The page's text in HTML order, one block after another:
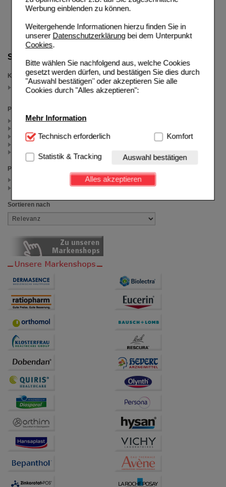
Werbung einblenden zu können.
Weitergehende Informationen hierzu finden Sie in
unserer Datenschutzerklärungbei dem Unterpunkt
Cookies.
Bitte wählen Sie nachfolgend aus, welche Cookies
gesetzt werden dürfen, und bestätigen Sie dies durch
"Auswahl bestätigen" oder akzeptieren Sie alle
Cookies durch "Alles akzeptieren":
Mehr Information
Technisch Notwendig:Hierbei handelt es sich um
Website notwendig sind (z.B. Navigation, Warenkorb,
Kundenkonto), weshalb auf diese nicht verzichtet
werden kann.
Einkaufserlebnis noch ansprechender zu gestalten,
beispielsweise für die Wiedererkennung des
Besuchers oder unsere Seite an bevorzugte
Verhaltensweisen (z.B. Spracheinstellung)
anzupassen. Komfort-Cookies ermöglichen es uns
auch auf Ihre Bedürfnisse zugeschrittene Inhalte
anzuzeigen und unser Partnerprogramm zu
betreiben.
Statistik & Tracking:
Hierüber lassen sich
unserer Website sammeln, mit deren Hilfe wir unsere
Website weiter für Sie optimieren können, den Inhalt
auf unserer Website aber auch die Werbung auf
Drittseiten möglichst relevant für Sie zu gestalten.
Bitte beachten Sie, dass Daten hierfür teilweise an
Dritte wie z.B. Google oder soziale Medien
Technisch erforderlich Komfort
Statistik & Tracking Auswahl bestätigen
Alles akzeptieren
Suche verfeinern
Kategorien
Magnesium plus...
(auswahl entfernen)
Packungsgröße
750 St (1)
360 St (1)
120 St (1)
Preis
Sortieren nach